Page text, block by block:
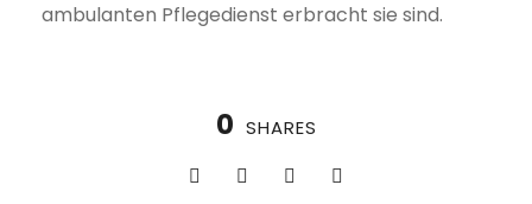
ambulanten Pflegedienst erbracht sie sind.
0 SHARES